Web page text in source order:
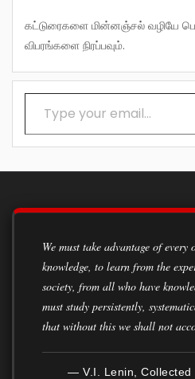
கட்டுரைகளை மின்னஞ்சல் வழியே பெற விரும்புவோர், கீழ்க்காணும்
விபரங்களை நிரப்பவும்.
Type your email…
We must take advantage of every opportunity to acquire
knowledge, to learn from the
society, from all who have
must study persistently,
that without this we shall not
— V.I. Lenin,